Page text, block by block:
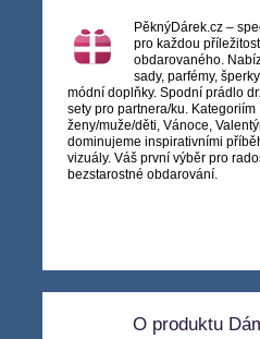
PěknýDárek.cz –
pro každou
obdarovaného.
sady, parfémy,
módní doplňky. Spodní prádlo
sety pro partnera/ku. Kategoriím
ženy/muže/děti, Vánoce,
dominujeme inspirativními
vizuály. Váš první výběr pro
bezstarostné obdarování.
O produktu